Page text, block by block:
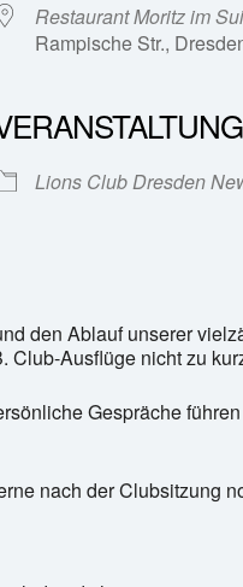
Restaurant Moritz im
Rampische Str.,
Lions Club Dresden
den Ablauf unserer
Club-Ausflüge nicht zu
Gespräche
nach der Clubsitzung